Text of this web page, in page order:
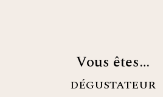
Vous êtes…
DÉGUSTATEUR